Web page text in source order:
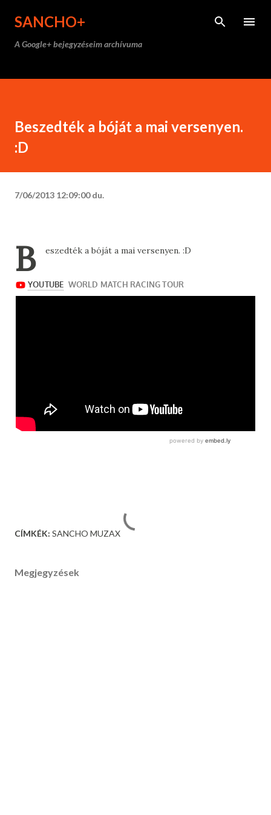
SANCHO+
A Google+ bejegyzéseim archívuma
Beszedték a bóját a mai versenyen.
:D
7/06/2013 12:09:00 du.
B eszedték a bóját a mai versenyen. :D
CÍMKÉK: SANCHO MUZAX
Megjegyzések